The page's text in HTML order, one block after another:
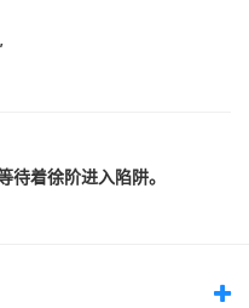
待着徐阶进入陷阱。